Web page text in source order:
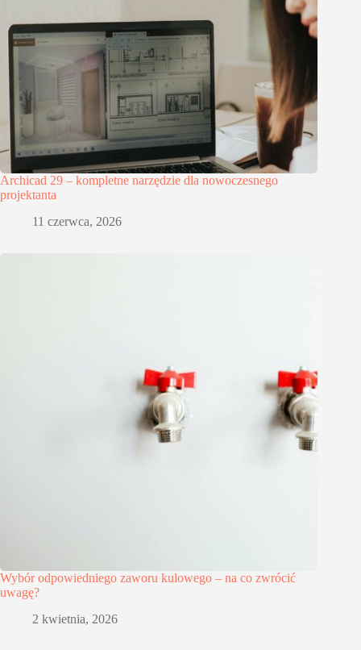
Archicad 29 – kompletne narzędzie dla nowoczesnego
projektanta
11 czerwca, 2026
Wybór odpowiedniego zaworu kulowego – na co zwrócić
uwagę?
2 kwietnia, 2026